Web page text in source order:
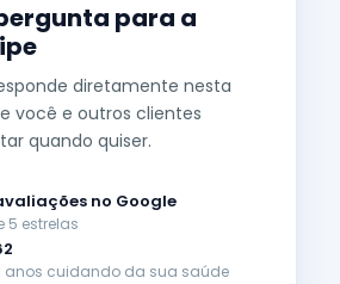
para a
diretamente nesta
você e outros clientes
quando quiser.
no Google
5 estrelas
anos cuidando da sua saúde